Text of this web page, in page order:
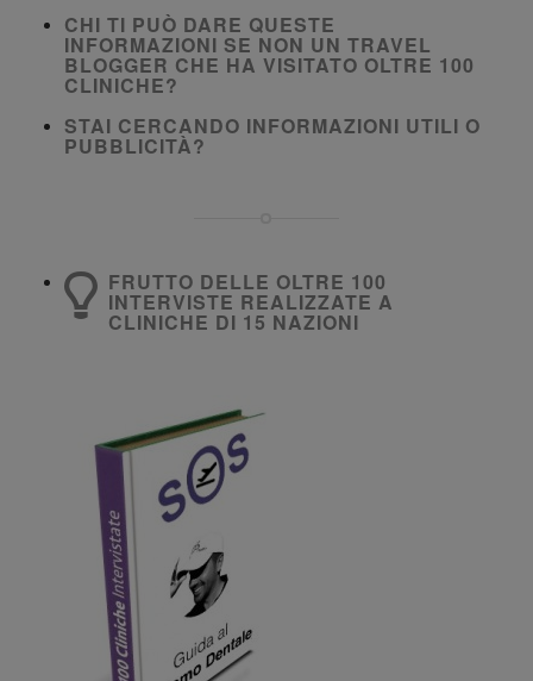
CHI TI PUÒ DARE QUESTE
INFORMAZIONI SE NON UN TRAVEL
BLOGGER CHE HA VISITATO OLTRE 100
CLINICHE?
STAI CERCANDO INFORMAZIONI UTILI O
PUBBLICITÀ?
FRUTTO DELLE OLTRE 100
INTERVISTE REALIZZATE A
CLINICHE DI 15 NAZIONI